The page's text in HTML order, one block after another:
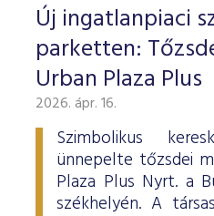
Új ingatlanpiaci
parketten:
Urban Plaza Plus
2026. ápr. 16.
Szimbolikus
ünnepelte tőzsdei
Plaza Plus Nyrt. a
székhelyén. A